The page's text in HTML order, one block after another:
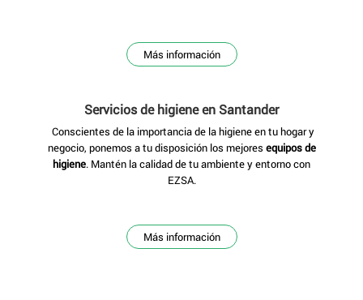
Más información
Servicios de higieneen Santander
Conscientes de la importancia de la higiene en tu hogar y
negocio, ponemos a tu disposición los mejores equipos de
higiene. Mantén la calidad de tu ambiente y entorno con
EZSA.
Más información